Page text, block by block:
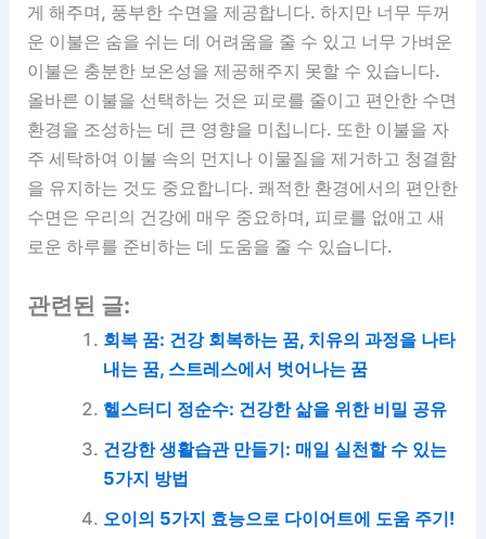
게 해주며, 풍부한 수면을 제공합니다. 하지만 너무 두꺼
운 이불은 숨을 쉬는 데 어려움을 줄 수 있고 너무 가벼운
이불은 충분한 보온성을 제공해주지 못할 수 있습니다.
올바른 이불을 선택하는 것은 피로를 줄이고 편안한 수면
환경을 조성하는 데 큰 영향을 미칩니다. 또한 이불을 자
주 세탁하여 이불 속의 먼지나 이물질을 제거하고 청결함
을 유지하는 것도 중요합니다. 쾌적한 환경에서의 편안한
수면은 우리의 건강에 매우 중요하며, 피로를 없애고 새
로운 하루를 준비하는 데 도움을 줄 수 있습니다.
관련된 글:
회복 꿈: 건강 회복하는 꿈, 치유의 과정을 나타
내는 꿈, 스트레스에서 벗어나는 꿈
헬스터디 정순수: 건강한 삶을 위한 비밀 공유
건강한 생활습관 만들기: 매일 실천할 수 있는
5가지 방법
오이의 5가지 효능으로 다이어트에 도움 주기!